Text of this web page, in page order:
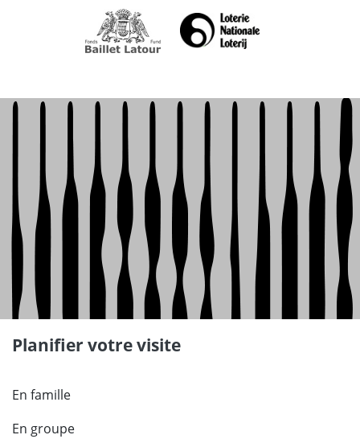
Planifier votre visite
En famille
En groupe